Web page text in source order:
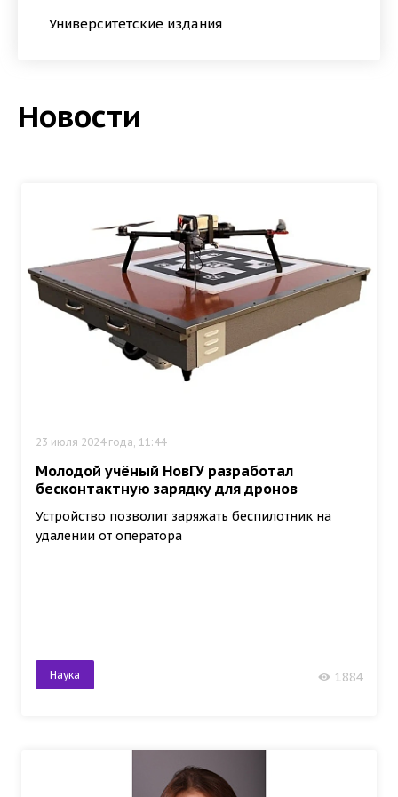
Университетские издания
Новости
23 июля 2024 года, 11:44
Молодой учёный НовГУ разработал
бесконтактную зарядку для дронов
Устройство позволит заряжать беспилотник на
удалении от оператора
Наука 1884